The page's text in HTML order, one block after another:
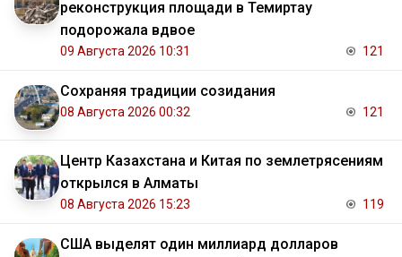
реконструкция площади в Темиртау
подорожала вдвое
09 Августа 2026 10:31 121
Сохраняя традиции созидания
08 Августа 2026 00:32 121
Центр Казахстана и Китая по землетрясениям
открылся в Алматы
08 Августа 2026 15:23 119
США выделят один миллиард долларов